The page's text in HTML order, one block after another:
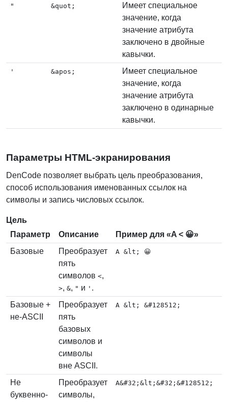
" &quot;
Имеет специальное
значение, когда
значение атрибута
заключено в двойные
кавычки.
' &apos;
Имеет специальное
значение, когда
значение атрибута
заключено в одинарные
кавычки.
Параметры HTML-экранирования
DenCode позволяет выбрать цель преобразования,
способ использования именованных ссылок на
символы и запись числовых ссылок.
Цель
Параметр
Описание
Пример для «A < 😀»
Базовые
Преобразует
пять
символов <,
>, &, " и ' .
A &lt; 😀
Базовые +
не-ASCII
Преобразует
пять
базовых
символов и
символы
вне ASCII.
A &lt; &#128512;
Не
буквенно-
Преобразует
символы,
A&#32;&lt;&#32;&#128512;